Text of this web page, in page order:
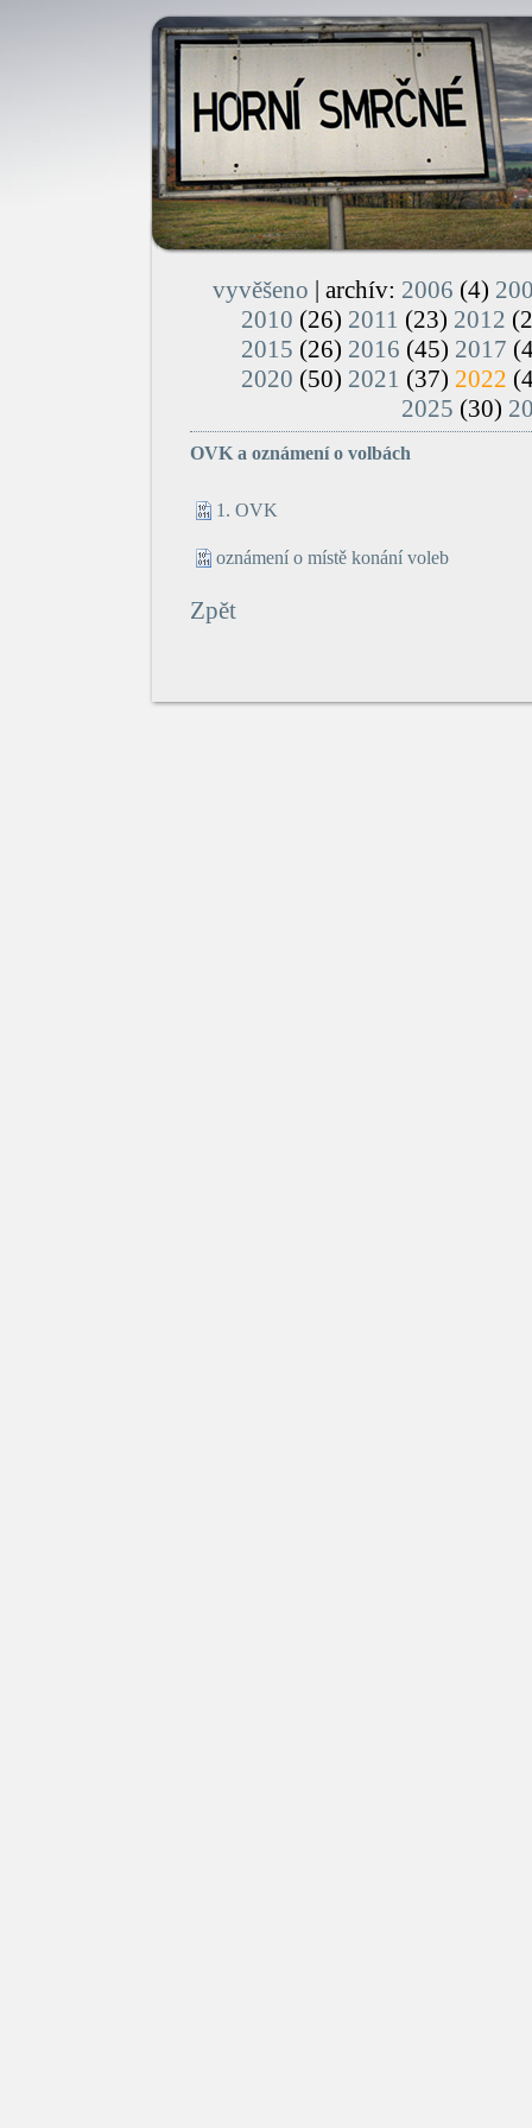
vyvěšeno | archív: 2006 (4)
2010 (26) 2011 (23) 2012
2015 (26) 2016 (45) 2017
2020 (50) 2021 (37) 2022
2025 (30)
OVK a oznámení o volbách
1. OVK
oznámení o místě konání voleb
Zpět